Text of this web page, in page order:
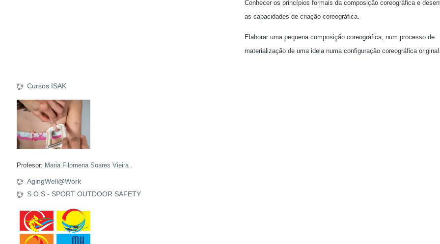
Conhecer os princípios formais da composição coreográfica e
as capacidades de criação coreográfica.
Elaborar uma pequena composição coreográfica, num processo de
materialização de uma ideia numa configuração coreográfica
Cursos ISAK
Profesor: Maria Filomena Soares Vieira .
AgingWell@Work
S.O.S - SPORT OUTDOOR SAFETY